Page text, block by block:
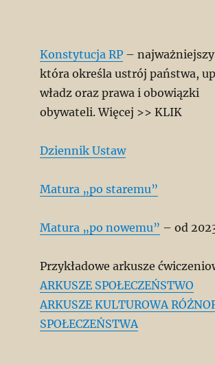
Konstytucja RP –
która określa ustrój państwa,
władz oraz prawa i obowiązki
obywateli. Więcej >> KLIK
Dziennik Ustaw
Matura „po staremu”
Matura „po nowemu” – od
Przykładowe arkusze
ARKUSZE SPOŁECZEŃSTWO
ARKUSZE KULTUROWA
SPOŁECZEŃSTWA